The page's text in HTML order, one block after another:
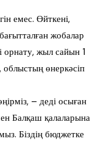
емес. Өйткені,
жобалар
орнату, жыл сайын 1
өнеркәсіп
– деді осыған
Балқаш қалаларына
Біздің бюджетке